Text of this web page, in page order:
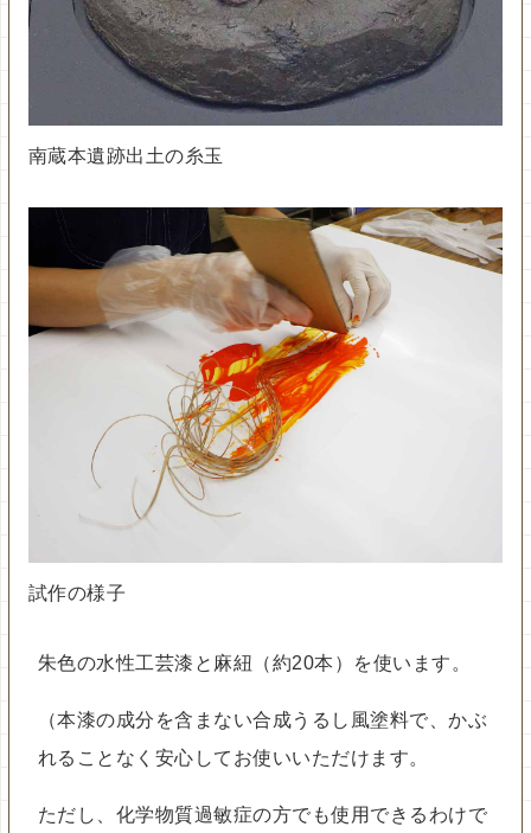
南蔵本遺跡出土の糸玉
試作の様子
朱色の水性工芸漆と麻紐（約20本）を使います。
（本漆の成分を含まない合成うるし風塗料で、かぶ
れることなく安心してお使いいただけます。
ただし、化学物質過敏症の方でも使用できるわけで